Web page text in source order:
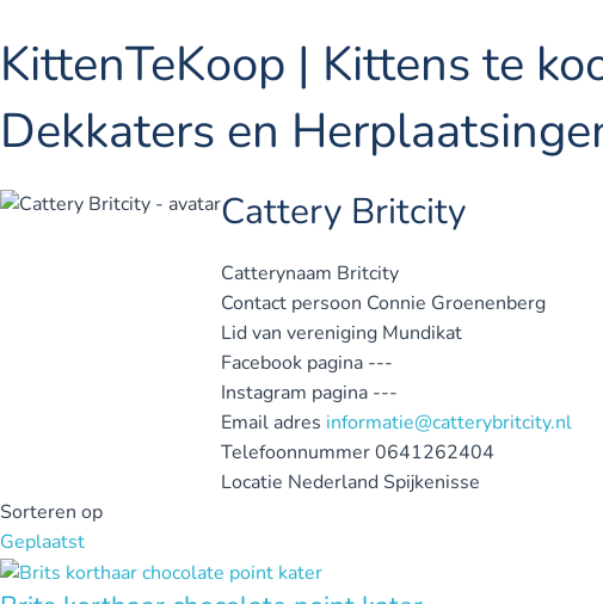
KittenTeKoop | Kittens te
Dekkaters en
Cattery Britcity
Catterynaam Britcity
Contact persoon Connie Groenenberg
Lid van vereniging Mundikat
Facebook pagina ---
Instagram pagina ---
Email adres informatie@catterybritcity.nl
Telefoonnummer0641262404
Locatie Nederland Spijkenisse
Sorteren op
Geplaatst